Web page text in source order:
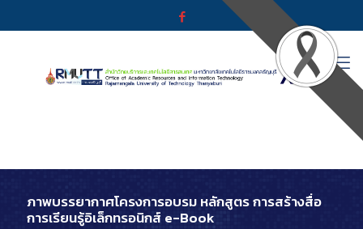
ภาพบรรยากาศโครงการอบรม หลักสูตร การสร้างสื่อ
การเรียนรู้อิเล็กทรอนิกส์ e-Book